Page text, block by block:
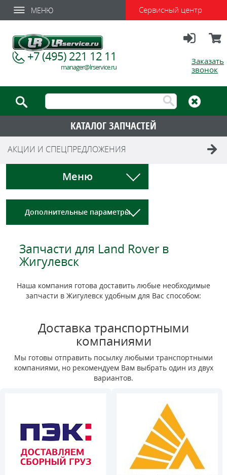
МЕНЮ Сервисный центр
Заказать
звонок
+7 (495) 221 12 11
manager@lrservice.ru
КАТАЛОГ ЗАПЧАСТЕЙ
АКЦИИ И СПЕЦПРЕДЛОЖЕНИЯ
Меню
Дополнительные параметры
Запчасти для Land Rover в
Жигулевск
Наша компания готова доставить любые необходимые
запчасти в Жигулевск удобным для Вас способом:
Доставка транспортными
компаниями
Мы готовы отправить посылку любыми транспортными
компаниями, но рекомендуем Вам выбрать один из двух
вариантов.